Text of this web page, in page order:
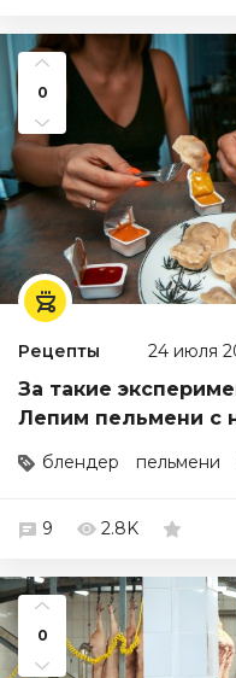
0
Рецепты 24 июля
За такие
Лепим пельмени с
блендер пельмени
9 2.8K
0